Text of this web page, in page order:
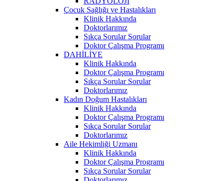
Çocuk Sağlığı ve Hastalıkları
Klinik Hakkında
Doktorlarımız
Sıkça Sorular Sorular
Doktor Çalışma Programı
DAHİLİYE
Klinik Hakkında
Doktor Çalışma Programı
Sıkça Sorular Sorular
Doktorlarımız
Kadın Doğum Hastalıkları
Klinik Hakkında
Doktor Çalışma Programı
Sıkça Sorular Sorular
Doktorlarımız
Aile Hekimliği Uzmanı
Klinik Hakkında
Doktor Çalışma Programı
Sıkça Sorular Sorular